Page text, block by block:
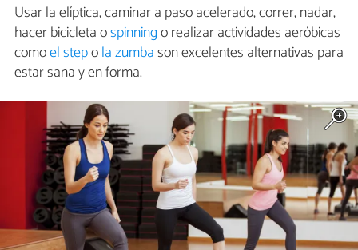
Usar la elíptica, caminar a paso acelerado, correr, nadar,
hacer bicicleta ospinningo realizar actividades aeróbicas
comoel stepola zumbason excelentes alternativas para
estar sana y en forma.